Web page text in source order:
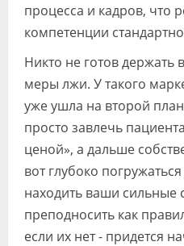
процесса и кадров, что
компетенции
Никто не готов держать
меры лжи. У такого
уже ушла на второй
просто завлечь
ценой», а дальше
вот глубоко
находить ваши сильные
преподносить как
если их нет - придется